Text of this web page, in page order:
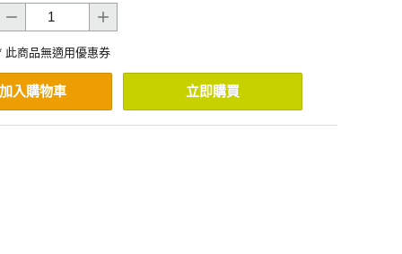
此商品無適用優惠券
加入購物車 立即購買